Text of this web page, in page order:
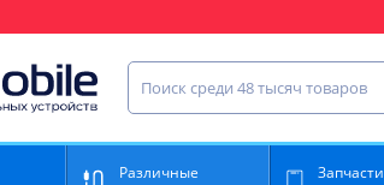
Найти запчасть для
Различные Запчасти